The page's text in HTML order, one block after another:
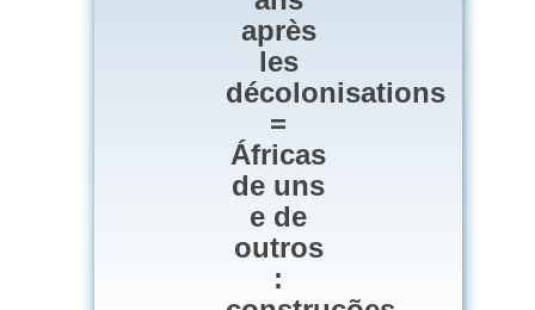
après
les
décolonisations
=
Áfricas
de uns
e de
outros
: